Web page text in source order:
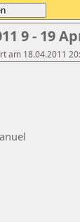
9 - 19
am 18.04.2011